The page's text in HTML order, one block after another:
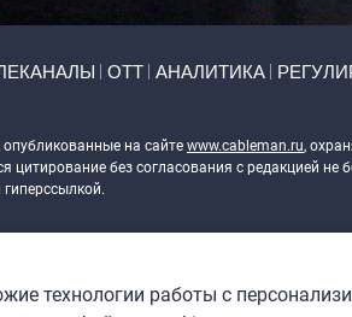
ОТТ АНАЛИТИКА
на сайте www.cableman.ru,
цитирование без согласования с редакцией не
годатехнологии работы с